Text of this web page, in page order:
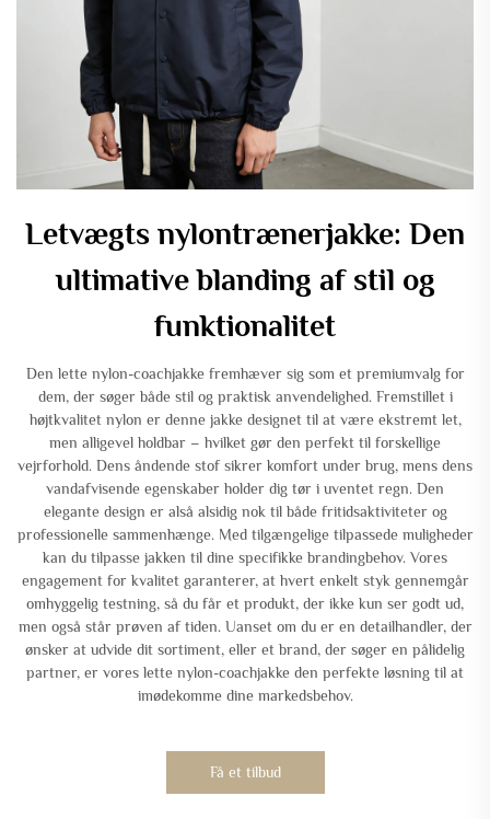
Letvægts nylontrænerjakke: Den
ultimative blanding af stil og
funktionalitet
Den lette nylon-coachjakke fremhæver sig som et premiumvalg for
dem, der søger både stil og praktisk anvendelighed. Fremstillet i
højtkvalitet nylon er denne jakke designet til at være ekstremt let,
men alligevel holdbar – hvilket gør den perfekt til forskellige
vejrforhold. Dens åndende stof sikrer komfort under brug, mens dens
vandafvisende egenskaber holder dig tør i uventet regn. Den
elegante design er alså alsidig nok til både fritidsaktiviteter og
professionelle sammenhænge. Med tilgængelige tilpassede muligheder
kan du tilpasse jakken til dine specifikke brandingbehov. Vores
engagement for kvalitet garanterer, at hvert enkelt styk gennemgår
omhyggelig testning, så du får et produkt, der ikke kun ser godt ud,
men også står prøven af tiden. Uanset om du er en detailhandler, der
ønsker at udvide dit sortiment, eller et brand, der søger en pålidelig
partner, er vores lette nylon-coachjakke den perfekte løsning til at
imødekomme dine markedsbehov.
Få et tilbud